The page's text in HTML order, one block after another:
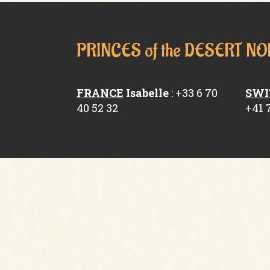
PRINCES of the DESERT
FRANCE Isabelle : +33 6 70
40 52 32
+41